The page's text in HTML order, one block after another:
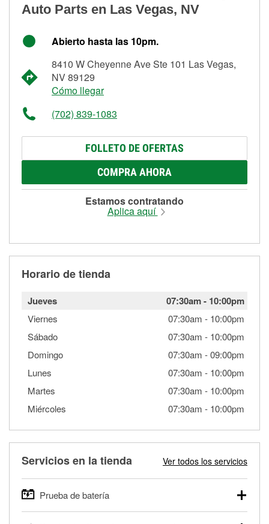
Auto Parts en Las Vegas, NV
Abierto hasta las 10pm.
8410 W Cheyenne Ave Ste 101 Las Vegas,
NV 89129
Cómo llegar
(702) 839-1083
FOLLETO DE OFERTAS
COMPRA AHORA
Estamos contratando
Aplica aquí
Horario de tienda
Jueves 07:30am- 10:00pm
Viernes 07:30am - 10:00pm
Sábado
07:30am - 10:00pm
Domingo
07:30am -09:00pm
Lunes
07:30am - 10:00pm
Martes
07:30am - 10:00pm
Miércoles
07:30am - 10:00pm
Servicios en la tienda Ver todos los servicios
Prueba de batería